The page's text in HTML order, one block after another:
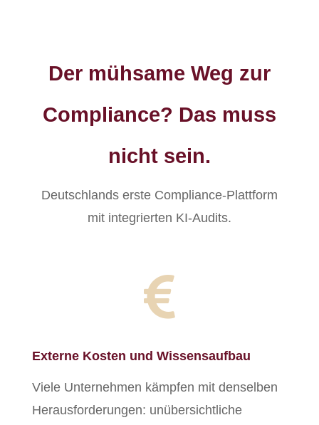
Der mühsame Weg zur
Compliance? Das muss
nicht sein.
Deutschlands erste Compliance-Plattform
mit integrierten KI-Audits.

Externe Kosten und Wissensaufbau
Viele Unternehmen kämpfen mit denselben
Herausforderungen: unübersichtliche